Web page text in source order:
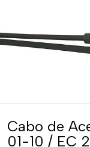
Cabo de
01-10 / EC